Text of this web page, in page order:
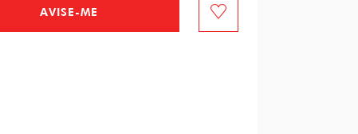
AVISE-ME Favorito